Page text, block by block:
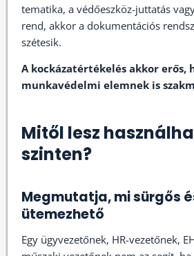
tematika, a védőeszköz-juttatás
rend, akkor a dokumentációs
szétesik.
A kockázatértékelés akkor erős,
munkavédelmi elemnek is
Mitől lesz
szinten?
Megmutatja, mi sürgős
ütemezhető
Egy ügyvezetőnek, HR-vezetőnek,